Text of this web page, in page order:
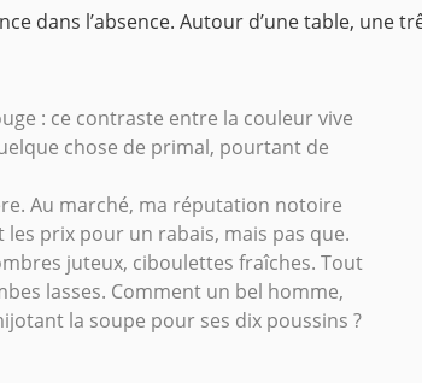
dans l’absence. Autour d’une table, une
: ce contraste entre la couleur vive
chose de primal, pourtant de
Au marché, ma réputation notoire
prix pour un rabais, mais pas que.
juteux, ciboulettes fraîches. Tout
lasses. Comment un bel homme,
la soupe pour ses dix poussins ?